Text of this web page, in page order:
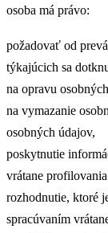
osoba má právo:
požadovať od
týkajúcich sa
na opravu
na vymazanie
osobných údajov,
poskytnutie
vrátane
rozhodnutie, ktoré
spracúvaním